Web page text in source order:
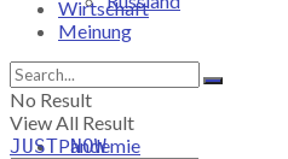
Pandemie
Wirtschaft
Meinung
No Result
View All Result
JUST-NOW